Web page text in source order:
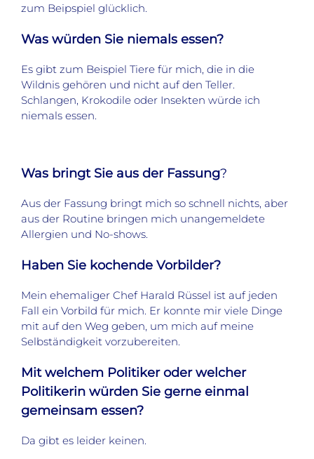
zum Beipspiel glücklich.
Was würden Sie niemals essen?
Es gibt zum Beispiel Tiere für mich, die in die
Wildnis gehören und nicht auf den Teller.
Schlangen, Krokodile oder Insekten würde ich
niemals essen.
Was bringt Sie aus der Fassung?
Aus der Fassung bringt mich so schnell nichts, aber
aus der Routine bringen mich unangemeldete
Allergien und No-shows.
Haben Sie kochende Vorbilder?
Mein ehemaliger Chef Harald Rüssel ist auf jeden
Fall ein Vorbild für mich. Er konnte mir viele Dinge
mit auf den Weg geben, um mich auf meine
Selbständigkeit vorzubereiten.
Mit welchem Politiker oder welcher
Politikerin würden Sie gerne einmal
gemeinsam essen?
Da gibt es leider keinen.